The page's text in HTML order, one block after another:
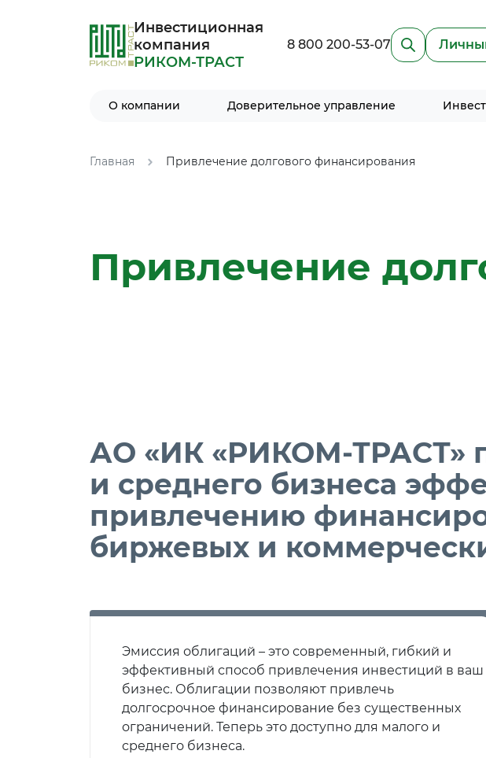
Инвестиционная
компания
РИКОМ-ТРАСТ
8 800 200-53-07
О компании Доверительное управление
Главная Привлечение долгового финансирования
Привлечение
АО «ИК «РИКОМ-ТРАСТ»
и среднего бизнеса
привлечению
биржевых и
Эмиссия облигаций – это современный, гибкий и
эффективный способ привлечения инвестиций в ваш
бизнес. Облигации позволяют привлечь
долгосрочное финансирование без существенных
ограничений. Теперь это доступно для малого и
среднего бизнеса.